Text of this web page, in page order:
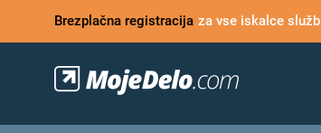
Brezplačna registracija za vse iskalce služb